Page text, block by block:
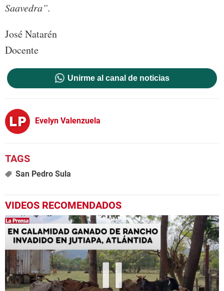
Saavedra”.
José Natarén
Docente
Unirme al canal de noticias
Evelyn Valenzuela
San Pedro Sula
VIDEOS RECOMENDADOS